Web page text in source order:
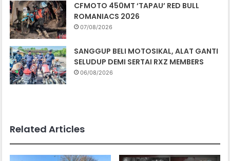
CFMOTO 450MT ‘TAPAU’ RED BULL
ROMANIACS 2026
07/08/2026
SANGGUP BELI MOTOSIKAL, ALAT GANTI
SELUDUP DEMI SERTAI RXZ MEMBERS
06/08/2026
Related Articles